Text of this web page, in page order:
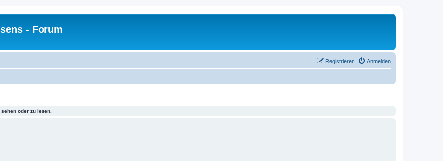
- Forum
Anmelden
Registrieren
oder zu lesen.